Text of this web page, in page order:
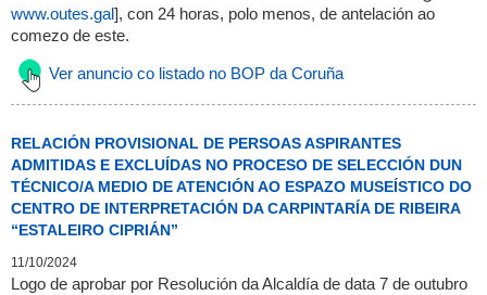
www.outes.gal], con 24 horas, polo menos, de antelación ao
comezo de este.
Ver anuncio co listado no BOP da Coruña
RELACIÓN PROVISIONAL DE PERSOAS ASPIRANTES
ADMITIDAS E EXCLUÍDAS NO PROCESO DE SELECCIÓN DUN
TÉCNICO/A MEDIO DE ATENCIÓN AO ESPAZO MUSEÍSTICO DO
CENTRO DE INTERPRETACIÓN DA CARPINTARÍA DE RIBEIRA
“ESTALEIRO CIPRIÁN”
11/10/2024
Logo de aprobar por Resolución da Alcaldía de data 7 de outubro